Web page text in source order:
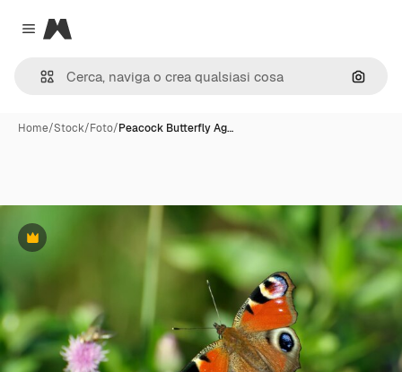
Close menu
Magnific
Cerca
Home/Stock/Foto/Peacock Butterfly Ag…
Premium